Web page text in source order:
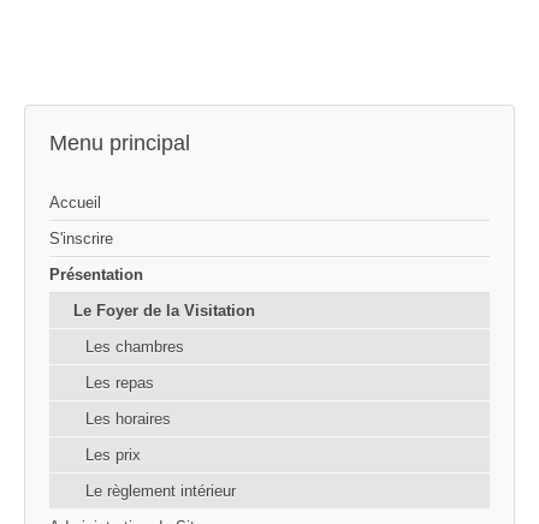
Menu principal
Accueil
S'inscrire
Présentation
Le Foyer de la Visitation
Les chambres
Les repas
Les horaires
Les prix
Le règlement intérieur